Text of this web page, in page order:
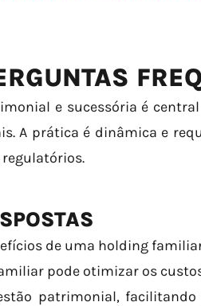
e sucessória é
A prática é dinâmica e
de uma holding
pode otimizar os
patrimonial, facilitando